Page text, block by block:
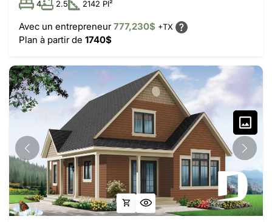
4 2.5 2142 PI²
Avec un entrepreneur777,230$ +TX
Plan à partir de 1740$